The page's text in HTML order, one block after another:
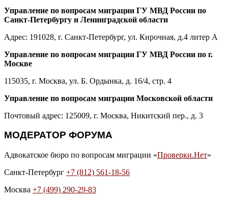
Управление по вопросам миграции ГУ МВД России по
Санкт-Петербургу и Ленинградской области
Адрес: 191028, г. Санкт-Петербург, ул. Кирочная, д.4 литер А
Управление по вопросам миграции ГУ МВД России по г.
Москве
115035, г. Москва, ул. Б. Ордынка, д. 16/4, стр. 4
Управление по вопросам миграции Московской области
Почтовый адрес: 125009, г. Москва, Никитский пер., д. 3
МОДЕРАТОР ФОРУМА
Адвокатское бюро по вопросам миграции «Проверки.Нет»
Санкт-Петербург +7 (812) 561-18-56
Москва +7 (499) 290-29-83